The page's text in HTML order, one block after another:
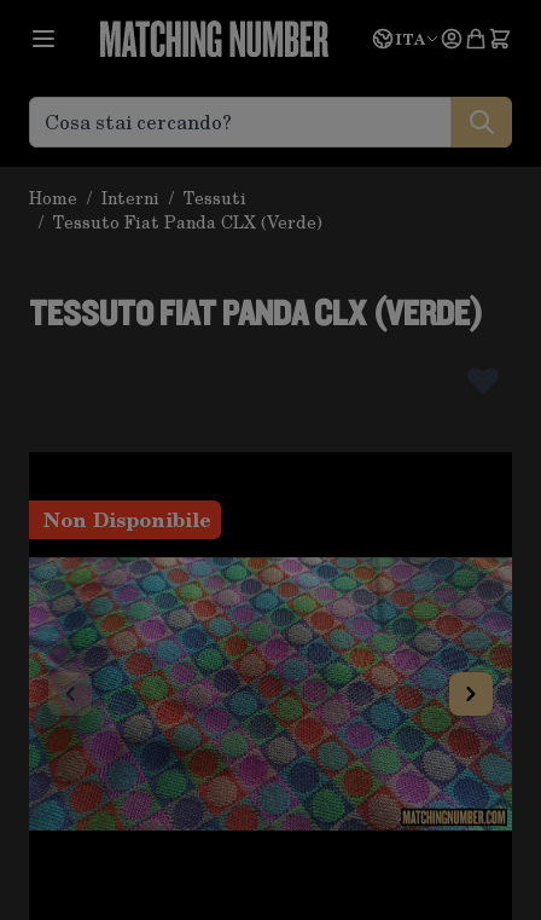
Lingua
ITA
Home / Interni / Tessuti
/ Tessuto Fiat Panda CLX (Verde)
TESSUTO FIAT PANDA CLX (VERDE)
Non Disponibile